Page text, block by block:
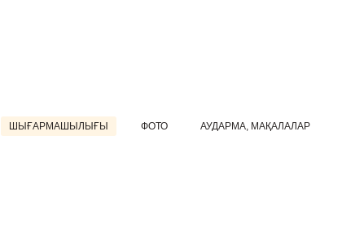
ШЫҒАРМАШЫЛЫҒЫ ФОТО АУДАРМА, МАҚАЛАЛАР